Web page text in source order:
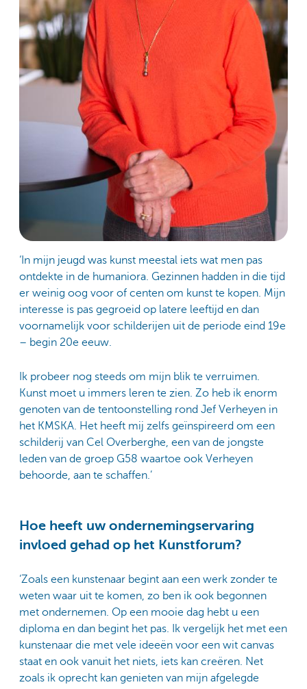
‘In mijn jeugd was kunst meestal iets wat men pas
ontdekte in de humaniora. Gezinnen hadden in die tijd
er weinig oog voor of centen om kunst te kopen. Mijn
interesse is pas gegroeid op latere leeftijd en dan
voornamelijk voor schilderijen uit de periode eind 19e
– begin 20e eeuw.
Ik probeer nog steeds om mijn blik te verruimen.
Kunst moet u immers leren te zien. Zo heb ik enorm
genoten van de tentoonstelling rond Jef Verheyen in
het KMSKA. Het heeft mij zelfs geïnspireerd om een
schilderij van Cel Overberghe, een van de jongste
leden van de groep G58 waartoe ook Verheyen
behoorde, aan te schaffen.’
Hoe heeft uw ondernemingservaring
invloed gehad op het Kunstforum?
‘Zoals een kunstenaar begint aan een werk zonder te
weten waar uit te komen, zo ben ik ook begonnen
met ondernemen. Op een mooie dag hebt u een
diploma en dan begint het pas. Ik vergelijk het met een
kunstenaar die met vele ideeën voor een wit canvas
staat en ook vanuit het niets, iets kan creëren. Net
zoals ik oprecht kan genieten van mijn afgelegde